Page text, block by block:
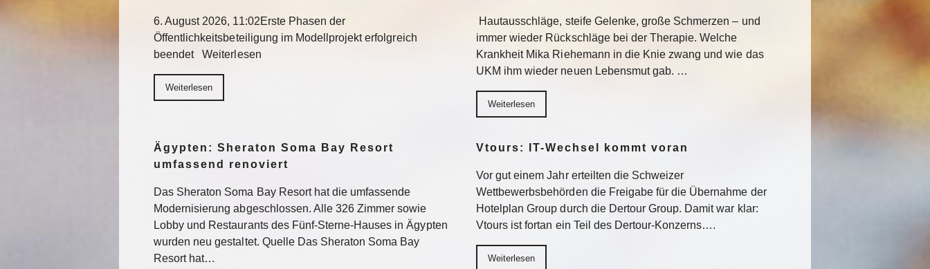
6. August 2026, 11:02Erste Phasen der
Öffentlichkeitsbeteiligung im Modellprojekt erfolgreich
beendet Weiterlesen
Weiterlesen
Hautausschläge, steife Gelenke, große Schmerzen – und
immer wieder Rückschläge bei der Therapie. Welche
Krankheit Mika Riehemann in die Knie zwang und wie das
UKM ihm wieder neuen Lebensmut gab. …
Weiterlesen
Ägypten: Sheraton Soma Bay Resort
umfassend renoviert
Das Sheraton Soma Bay Resort hat die umfassende
Modernisierung abgeschlossen. Alle 326 Zimmer sowie
Lobby und Restaurants des Fünf-Sterne-Hauses in Ägypten
wurden neu gestaltet. Quelle Das Sheraton Soma Bay
Resort hat…
Vtours: IT-Wechsel kommt voran
Vor gut einem Jahr erteilten die Schweizer
Wettbewerbsbehörden die Freigabe für die Übernahme der
Hotelplan Group durch die Dertour Group. Damit war klar:
Vtours ist fortan ein Teil des Dertour-Konzerns….
Weiterlesen